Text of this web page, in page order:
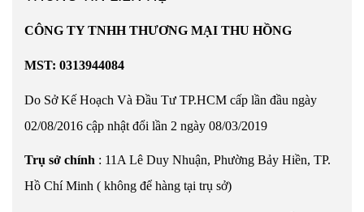
CÔNG TY TNHH THƯƠNG MẠI THU HỒNG
MST: 0313944084
Do Sở Kế Hoạch Và Đầu Tư TP.HCM cấp lần đầu ngày
02/08/2016 cập nhật đổi lần 2 ngày 08/03/2019
Trụ sở chính : 11A Lê Duy Nhuận, Phường Bảy Hiền, TP.
Hồ Chí Minh ( không để hàng tại trụ sở)